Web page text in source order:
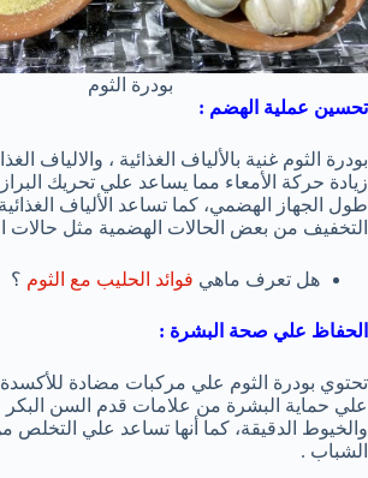
بودرة الثوم
تحسين عملية الهضم :
بودرة الثوم غنية بالألياف الغذائية ، والالياف
زيادة حركة الأمعاء مما يساعد علي تحريك
طول الجهاز الهضمي، كما تساعد الألياف
التخفيف من بعض الحالات الهضمية مثل حالات
هل تعرف ماهي فوائد الحليب مع الثوم ؟
الحفاظ علي صحة البشرة :
تحتوي بودرة الثوم علي مركبات مضادة
علي حماية البشرة من علامات قدم السن البكر
والخيوط الدقيقة، كما أنها تساعد علي
الشباب .